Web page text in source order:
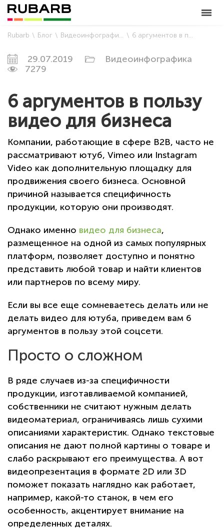
Rubarb Блог Видеоинфографика 6 аргументов в пользу видео для бизнеса
29.07.2019
Видеоинфографика
7279
6 аргументов в пользу
видео для бизнеса
Компании, работающие в сфере В2В, часто не
рассматривают ютуб, Vimeo или Instagram
Video как дополнительную площадку для
продвижения своего бизнеса. Основной
причиной называется специфичность
продукции, которую они производят.
Однако именно видео для бизнеса,
размещенное на одной из самых популярных
платформ, позволяет доступно и понятно
представить любой товар и найти клиентов
или партнеров по всему миру.
Если вы все еще сомневаетесь делать или не
делать видео для ютуба, приведем вам 6
аргументов в пользу этой соцсети.
Просто о сложном
В ряде случаев из-за специфичности
продукции, изготавливаемой компанией,
собственники не считают нужным делать
видеоматериал, ограничиваясь лишь сухими
описаниями характеристик. Однако текстовые
описания не дают полной картины о товаре и
слабо раскрывают его преимущества. А вот
видеопрезентация в формате 2D или 3D
поможет показать наглядно как работает,
например, какой-то станок, в чем его
особенность, акцентирует внимание на
определенных деталях.